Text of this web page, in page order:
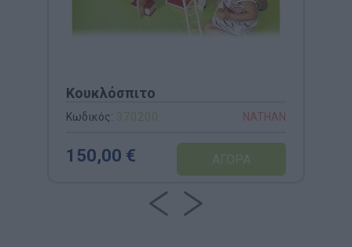
Κουκλόσπιτο
Κωδικός: 370200 NATHAN
150,00 €